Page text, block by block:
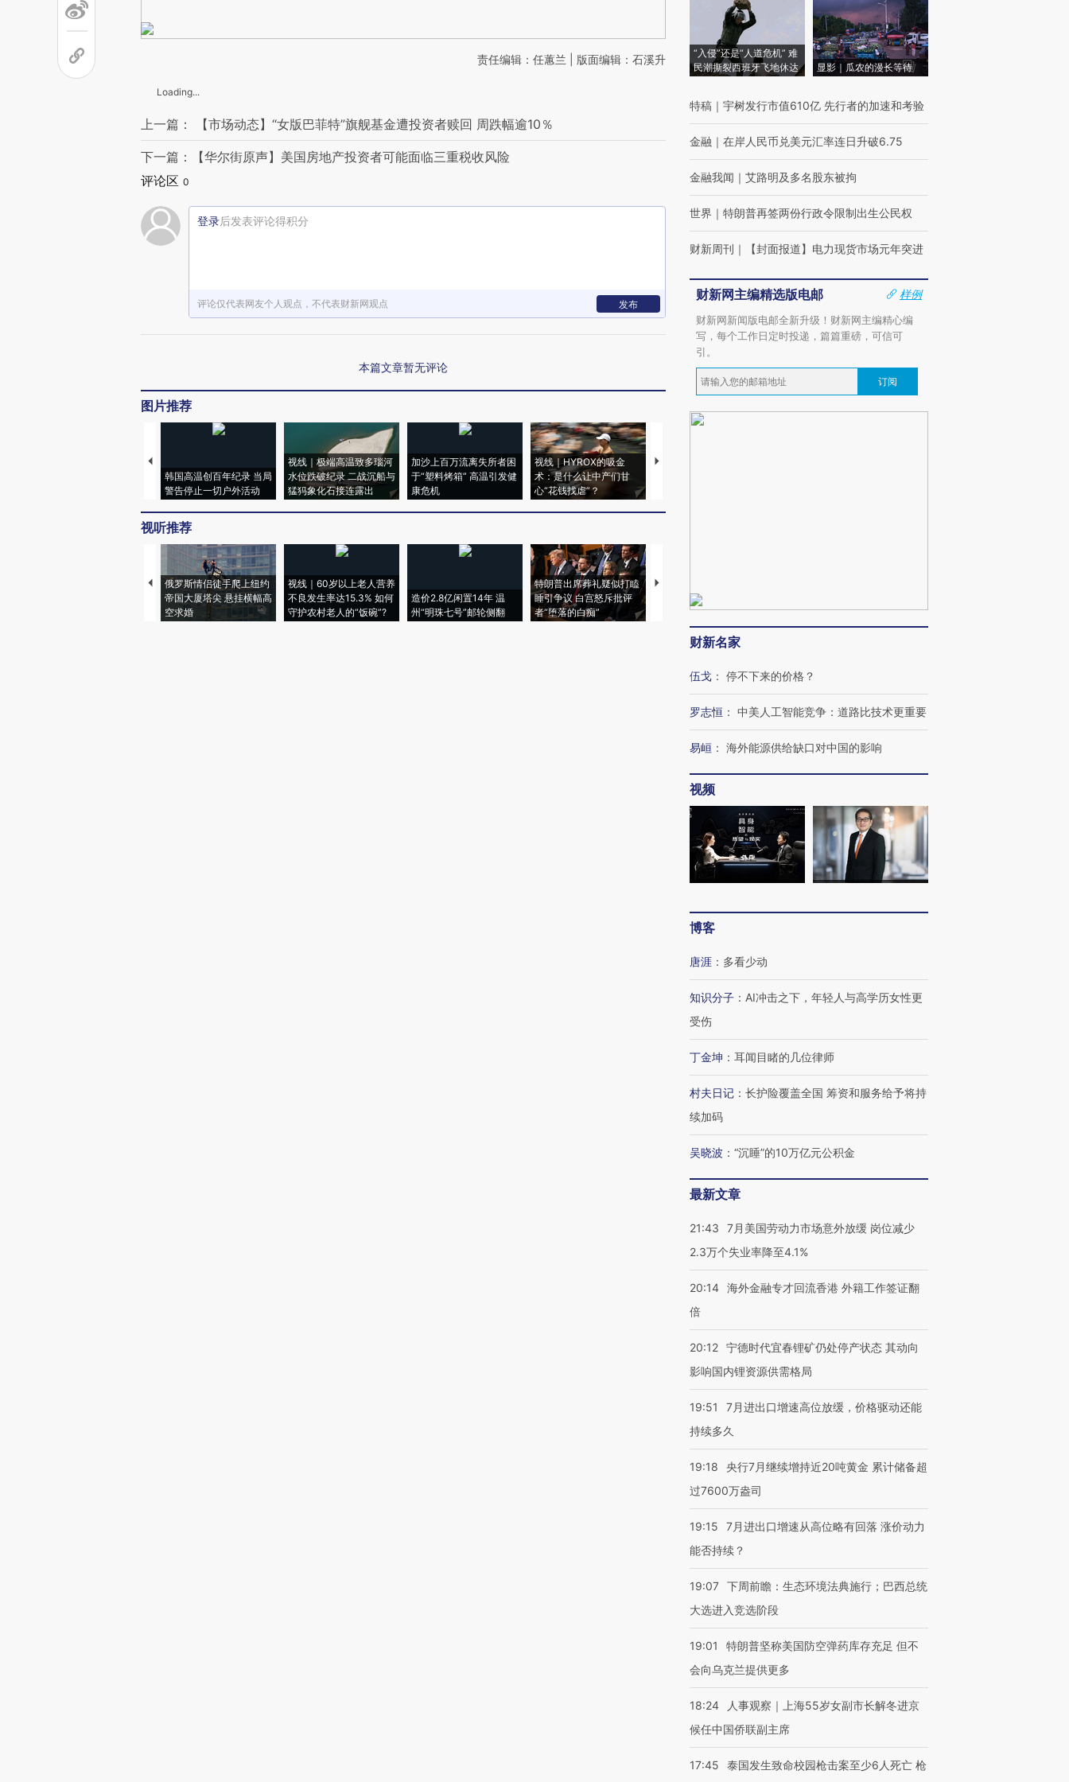
责任编辑：任蕙兰 | 版面编辑：石溪升
Loading...
上一篇： 【市场动态】“女版巴菲特”旗舰基金遭投资者赎回 周跌幅逾10％
下一篇：【华尔街原声】美国房地产投资者可能面临三重税收风险
评论区 0
登录后发表评论得积分
评论仅代表网友个人观点，不代表财新网观点 发布
本篇文章暂无评论
图片推荐
韩国高温创百年纪录 当局
警告停止一切户外活动
视线｜极端高温致多瑙河
水位跌破纪录 二战沉船与
猛犸象化石接连露出
加沙上百万流离失所者困
于“塑料烤箱” 高温引发健
康危机
视线｜HYROX的吸金
术：是什么让中产们甘
心“花钱找虐”？
马航飞行员跨国走私7万
视听推荐
俄罗斯情侣徒手爬上纽约
帝国大厦塔尖 悬挂横幅高
空求婚
视线｜60岁以上老人营养
不良发生率达15.3% 如何
守护农村老人的“饭碗”?
造价2.8亿闲置14年 温
州“明珠七号”邮轮侧翻
特朗普出席葬礼疑似打瞌
睡引争议 白宫怒斥批评
者“堕落的白痴”
韩国高温创百年纪录 当局
警告停止一切户外活动
的夏天
阿根廷3-0阿尔及利亚
“入侵”还是“人道危机” 难
民潮撕裂西班牙飞地休达
显影｜瓜农的漫长等待
特稿 ｜ 宇树发行市值610亿 先行者的加速和考验
金融 ｜ 在岸人民币兑美元汇率连日升破6.75
金融我闻 ｜ 艾路明及多名股东被拘
世界 ｜ 特朗普再签两份行政令限制出生公民权
财新周刊 ｜ 【封面报道】电力现货市场元年突进
财新网主编精选版电邮
样例
财新网新闻版电邮全新升级！财新网主编精心编
写，每个工作日定时投递，篇篇重磅，可信可
引。
订阅
财新名家
伍戈 ： 停不下来的价格？
罗志恒 ： 中美人工智能竞争：道路比技术更重要
易峘 ： 海外能源供给缺口对中国的影响
视频
博客
唐涯 ： 多看少动
知识分子 ： AI冲击之下，年轻人与高学历女性更
受伤
丁金坤 ： 耳闻目睹的几位律师
村夫日记 ： 长护险覆盖全国 筹资和服务给予将持
续加码
吴晓波 ： “沉睡”的10万亿元公积金
最新文章
21:43
7月美国劳动力市场意外放缓 岗位减少
2.3万个失业率降至4.1%
20:14 海外金融专才回流香港 外籍工作签证翻
倍
20:12 宁德时代宜春锂矿仍处停产状态 其动向
影响国内锂资源供需格局
19:51
7月进出口增速高位放缓，价格驱动还能
持续多久
19:18
央行7月继续增持近20吨黄金 累计储备超
过7600万盎司
19:15
7月进出口增速从高位略有回落 涨价动力
能否持续？
19:07 下周前瞻：生态环境法典施行；巴西总统
大选进入竞选阶段
19:01
特朗普坚称美国防空弹药库存充足 但不
会向乌克兰提供更多
18:24
人事观察｜上海55岁女副市长解冬进京
候任中国侨联副主席
17:45 泰国发生致命校园枪击案至少6人死亡 枪